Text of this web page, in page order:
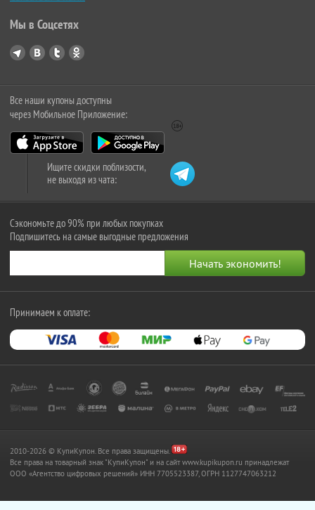
Мы в Соцсетях
Все наши купоны доступны
через Мобильное Приложение:
Ищите скидки поблизости,
не выходя из чата:
Сэкономьте до 90% при любых покупках
Подпишитесь на самые выгодные предложения
Принимаем к оплате:
2010-2026 © КупиКупон. Все права защищены.
Все права на товарный знак "КупиКупон" и на сайт www.kupikupon.ru принадлежат
OOO «Агентство цифровых решений» ИНН 7705523387, ОГРН 1127747063212